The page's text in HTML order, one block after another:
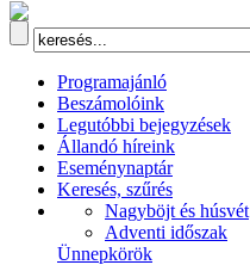
Programajánló
Beszámolóink
Legutóbbi bejegyzések
Állandó híreink
Eseménynaptár
Keresés, szűrés
Nagyböjt és húsvét
Adventi időszak
Ünnepkörök